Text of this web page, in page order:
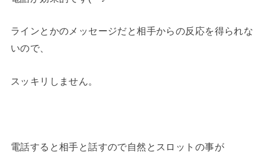
ラインとかのメッセージだと相手からの反応を得られな
いので、
スッキリしません。
電話すると相手と話すので自然とスロットの事が